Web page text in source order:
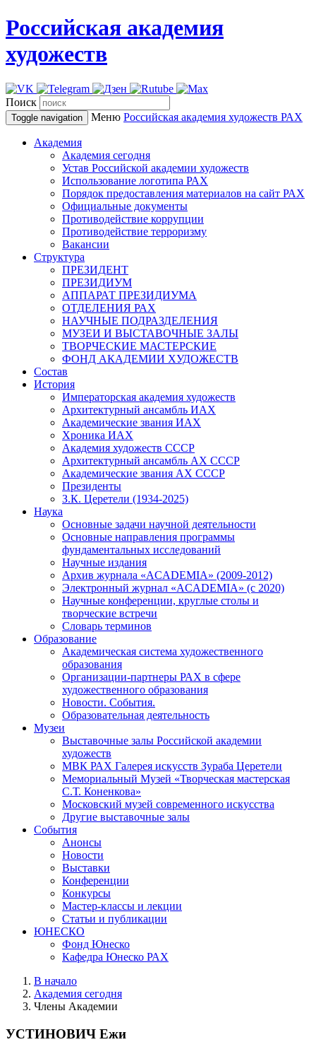
Российская академия
художеств
Поиск
Toggle navigation Меню Российская академия художеств РАХ
Академия
Академия сегодня
Устав Российской академии художеств
Использование логотипа РАХ
Порядок предоставления материалов на сайт РАХ
Официальные документы
Противодействие коррупции
Противодействие терроризму
Вакансии
Структура
ПРЕЗИДЕНТ
ПРЕЗИДИУМ
АППАРАТ ПРЕЗИДИУМА
ОТДЕЛЕНИЯ РАХ
НАУЧНЫЕ ПОДРАЗДЕЛЕНИЯ
МУЗЕИ И ВЫСТАВОЧНЫЕ ЗАЛЫ
ТВОРЧЕСКИЕ МАСТЕРСКИЕ
ФОНД АКАДЕМИИ ХУДОЖЕСТВ
Состав
История
Императорская академия художеств
Архитектурный ансамбль ИАХ
Академические звания ИАХ
Хроника ИАХ
Академия художеств СССР
Архитектурный ансамбль АХ СССР
Академические звания АХ СССР
Президенты
З.К. Церетели (1934-2025)
Наука
Основные задачи научной деятельности
Основные направления программы
фундаментальных исследований
Научные издания
Архив журнала «ACADEMIA» (2009-2012)
Электронный журнал «ACADEMIA» (с 2020)
Научные конференции, круглые столы и
творческие встречи
Словарь терминов
Образование
Академическая система художественного
образования
Организации-партнеры РАХ в сфере
художественного образования
Новости. События.
Образовательная деятельность
Музеи
Выставочные залы Российской академии
художеств
МВК РАХ Галерея искусств Зураба Церетели
Мемориальный Музей «Творческая мастерская
С.Т. Коненкова»
Московский музей современного искусства
Другие выставочные залы
События
Анонсы
Новости
Выставки
Конференции
Конкурсы
Мастер-классы и лекции
Статьи и публикации
ЮНЕСКО
Фонд Юнеско
Кафедра Юнеско РАХ
В начало
Академия сегодня
Члены Академии
УСТИНОВИЧ Ежи